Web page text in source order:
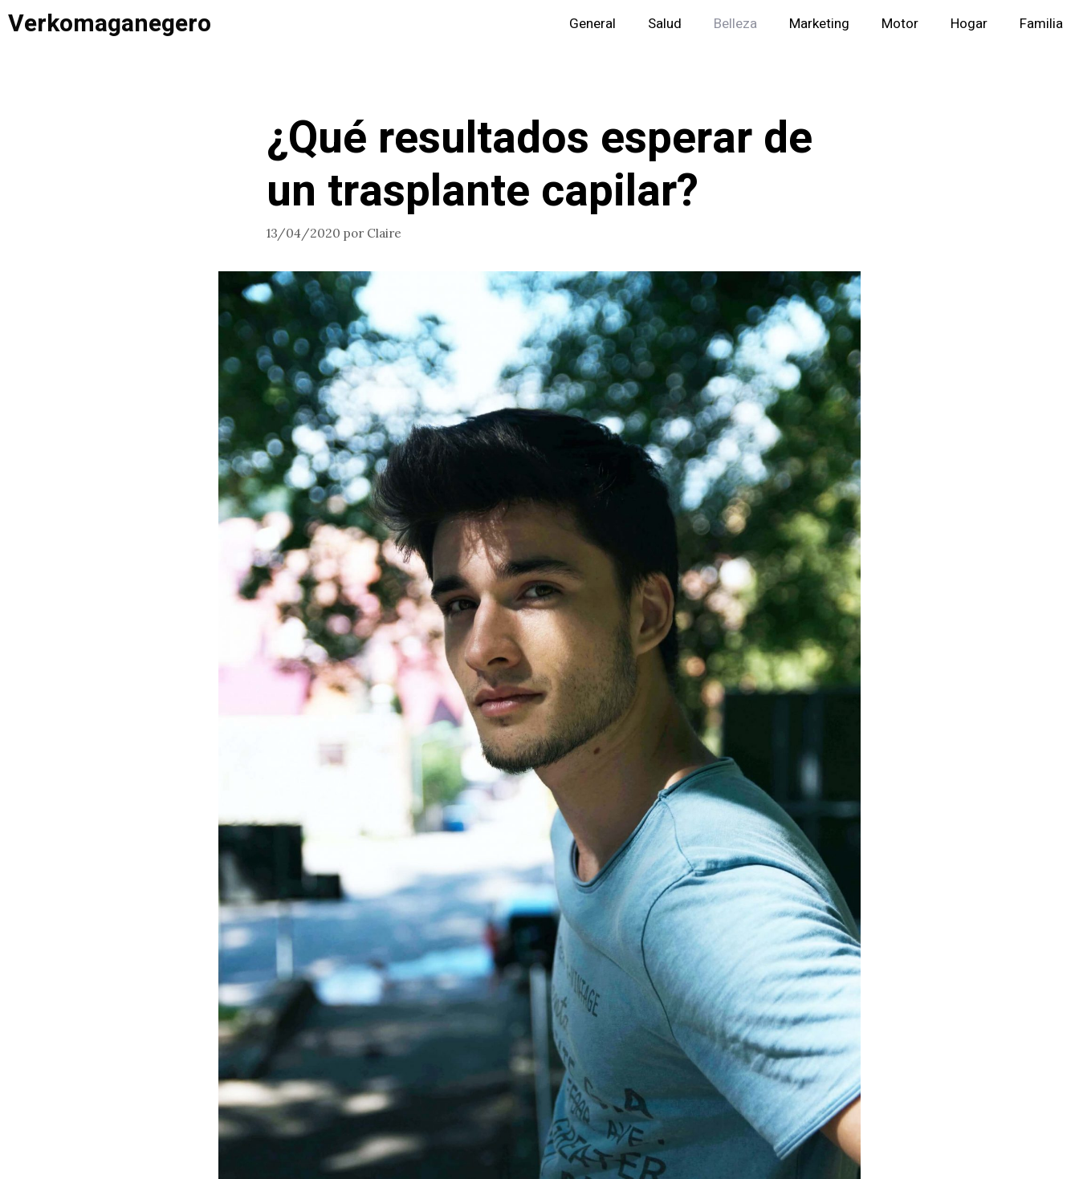
Saltar
Verkomaganegero General Salud Belleza Marketing Motor Hogar Familia
¿Qué resultados esperar de
un trasplante capilar?
13/04/2020 por Claire